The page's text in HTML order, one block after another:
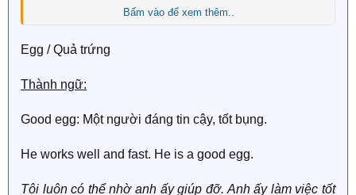
Xem nội dung ẩn
Bấm vào để xem thêm..
Egg / Quả trứng
Thành ngữ:
Good egg: Một người đáng tin cậy, tốt bụng.
He works well and fast. He is a good egg.
Tôi luôn có thể nhờ anh ấy giúp đỡ. Anh ấy làm việc tốt